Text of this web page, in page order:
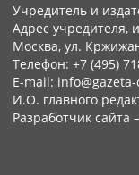
Учредитель и
Адрес учредителя,
Москва, ул.
Телефон: +7 (495)
E-mail:
И.О. главного
Разработчик сайта –